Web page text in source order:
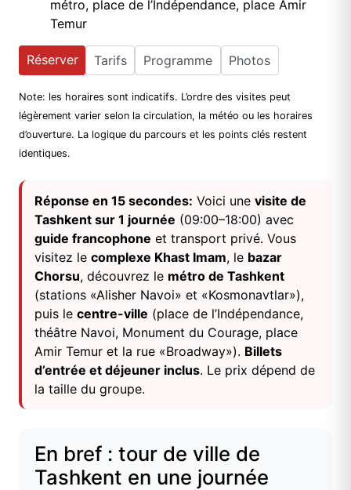
métro, place de l’Indépendance, place Amir
Temur
Réserver Tarifs Programme Photos
Note: les horaires sont indicatifs. L’ordre des visites peut
légèrement varier selon la circulation, la météo ou les horaires
d’ouverture. La logique du parcours et les points clés restent
identiques.
Réponse en 15 secondes: Voici une visite de
Tashkent sur 1 journée (09:00–18:00) avec
guide francophone et transport privé. Vous
visitez le complexe Khast Imam, le bazar
Chorsu, découvrez le métro de Tashkent
(stations «Alisher Navoi» et «Kosmonavtlar»),
puis le centre-ville (place de l’Indépendance,
théâtre Navoi, Monument du Courage, place
Amir Temur et la rue «Broadway»). Billets
d’entrée et déjeuner inclus. Le prix dépend de
la taille du groupe.
En bref : tour de ville de
Tashkent en une journée